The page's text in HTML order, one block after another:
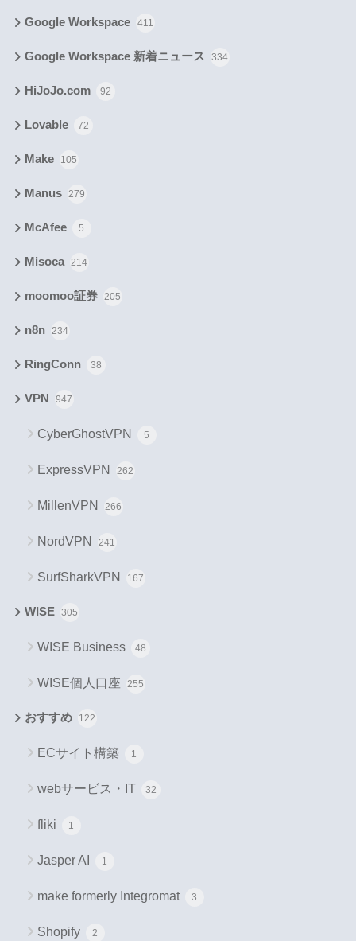
Google Workspace 411
Google Workspace 新着ニュース 334
HiJoJo.com 92
Lovable 72
Make 105
Manus 279
McAfee 5
Misoca 214
moomoo証券 205
n8n 234
RingConn 38
VPN 947
CyberGhostVPN 5
ExpressVPN 262
MillenVPN 266
NordVPN 241
SurfSharkVPN 167
WISE 305
WISE Business 48
WISE個人口座 255
おすすめ 122
ECサイト構築 1
webサービス・IT 32
fliki 1
Jasper AI 1
make formerly Integromat 3
Shopify 2